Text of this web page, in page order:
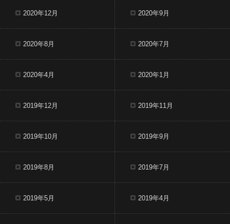
2020年12月 2020年9月
2020年8月 2020年7月
2020年4月 2020年1月
2019年12月 2019年11月
2019年10月 2019年9月
2019年8月 2019年7月
2019年5月 2019年4月